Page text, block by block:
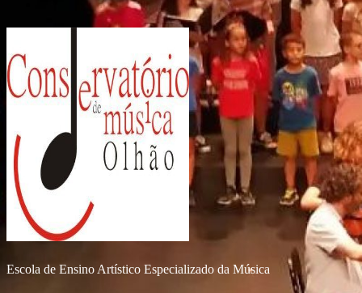
Escola de Ensino Artístico Especializado da Música